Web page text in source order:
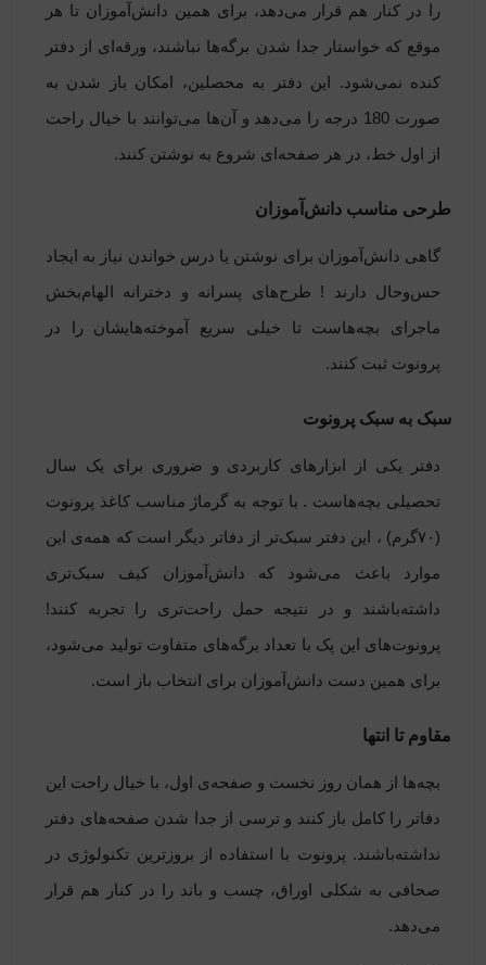
را در کنار هم قرار می‌دهد، برای همین دانش‌آموزان تا هر
موقع که خواستار جدا شدن برگه‌ها نباشند، ورقه‌ای از دفتر
کنده نمی‌شود. این دفتر به محصلین، امکان باز شدن به
صورت 180 درجه را می‌دهد و آن‌ها می‌توانند با خیال راحت
از اول خط، در هر صفحه‌ای شروع به نوشتن کنند.
طرحی مناسب دانش‌‌‌‌‌‌‌‌‌‌‌‌‌‌‌‌آموزان
گاهی دانش‌آموزان برای نوشتن یا درس خواندن نیاز به ایجاد
حس‌وحال دارند ! طرح‌های پسرانه و دخترانه الهام‌بخش
ماجرای بچه‌هاست تا خیلی سریع آموخته‌هایشان را در
پرونوت ثبت کنند.
سبک به سبک پرونوت
دفتر یکی از ابزارهای کاربردی و ضروری برای یک سال
تحصیلی بچه‌هاست . با توجه به گرماژ مناسب کاغذ پرونوت
(۷۰گرم) ، این دفتر سبک‌تر از دفاتر دیگر است که همه‌ی این
موارد باعث می‌شود که دانش‌آموزان کیف سبک‌تری
داشته‌باشند و در نتیجه حمل راحت‌تری را تجربه کنند!
پرونوت‌های این پک با تعداد برگه‌های متفاوت تولید می‌شود،
برای همین دست دانش‌آموزان برای انتخاب باز است.
مقاوم تا انتها
بچه‌ها از همان روز نخست و صفحه‌ی اول، با خیال راحت این
دفاتر را کامل باز کنند و ترسی از جدا شدن صفحه‌های دفتر
نداشته‌باشند. پرونوت با استفاده از بروزترین تکنولوژی در
صحافی به شکلی اوراق، چسب و باند را در کنار هم قرار
می‌دهد.